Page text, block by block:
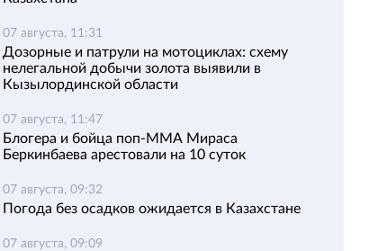
07 августа, 11:31
Дозорные и патрули на мотоциклах: схему
нелегальной добычи золота выявили в
Кызылординской области
07 августа, 11:47
Блогера и бойца поп-ММА Мираса
Беркинбаева арестовали на 10 суток
07 августа, 09:32
Погода без осадков ожидается в Казахстане
07 августа, 09:09